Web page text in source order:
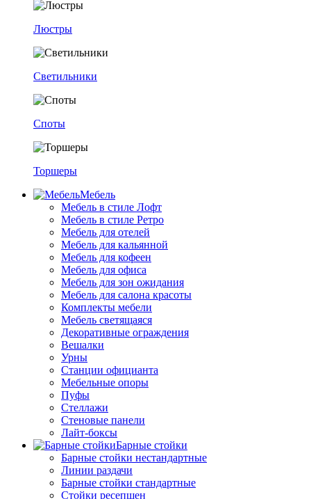
Люстры
Светильники
Споты
Торшеры
Мебель
Мебель в стиле Лофт
Мебель в стиле Ретро
Мебель для отелей
Мебель для кальянной
Мебель для кофеен
Мебель для офиса
Мебель для зон ожидания
Мебель для салона красоты
Комплекты мебели
Мебель светящаяся
Декоративные ограждения
Вешалки
Урны
Станции официанта
Мебельные опоры
Пуфы
Стеллажи
Стеновые панели
Лайт-боксы
Барные стойки
Барные стойки нестандартные
Линии раздачи
Барные стойки стандартные
Стойки ресепшен